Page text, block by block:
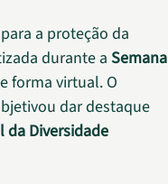
para a proteção da
durante a Semana
forma virtual. O
dar destaque
da Diversidade